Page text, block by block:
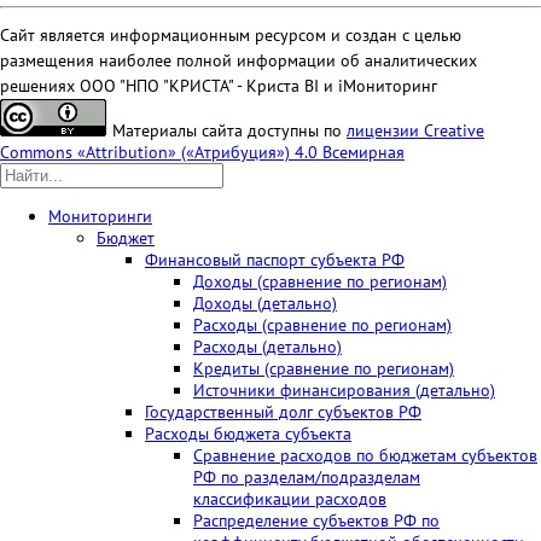
Новгородская область
0
Псковская область
0
Республика Карелия
Республика Коми
1
Северо-Кавказский
федеральный округ
Кабардино-Балкарская
Карачаево-Черкесская
Республика Дагестан
0
Республика Ингушетия
0
Республика Северная
Ставропольский край
Чеченская Республика
0
Сайт является информационным ресурсом и создан с целью
размещения наиболее полной информации об аналитических
решениях ООО "НПО "КРИСТА" - Криста BI и iМониторинг
Материалы сайта доступны по лицензии Creative
Commons «Attribution» («Атрибуция») 4.0 Всемирная
Мониторинги
Бюджет
Финансовый паспорт субъекта РФ
Доходы (сравнение по регионам)
Доходы (детально)
Расходы (сравнение по регионам)
Расходы (детально)
Кредиты (сравнение по регионам)
Источники финансирования (детально)
Государственный долг субъектов РФ
Расходы бюджета субъекта
Сравнение расходов по бюджетам субъектов
РФ по разделам/подразделам
классификации расходов
Распределение субъектов РФ по